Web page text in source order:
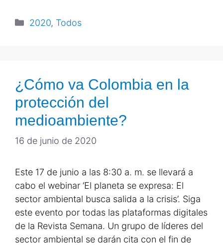
2020, Todos
¿Cómo va Colombia en la
protección del
medioambiente?
16 de junio de 2020
Este 17 de junio a las 8:30 a. m. se llevará a
cabo el webinar ‘El planeta se expresa: El
sector ambiental busca salida a la crisis’. Siga
este evento por todas las plataformas digitales
de la Revista Semana. Un grupo de líderes del
sector ambiental se darán cita con el fin de